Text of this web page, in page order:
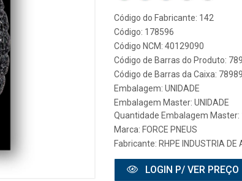
Código do Fabricante: 142
Código: 178596
Código NCM: 40129090
Código de Barras do Produto:
Código de Barras da Caixa:
Embalagem: UNIDADE
Embalagem Master: UNIDADE
Quantidade Embalagem Master:
Marca: FORCE PNEUS
Fabricante: RHPE INDUSTRIA DE
LOGIN P/ VER PREÇO